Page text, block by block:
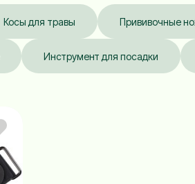
Косы для травы Прививочные
Инструмент для посадки